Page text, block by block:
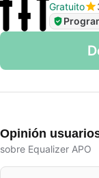
Gratuito
Opinión
sobre Equalizer APO